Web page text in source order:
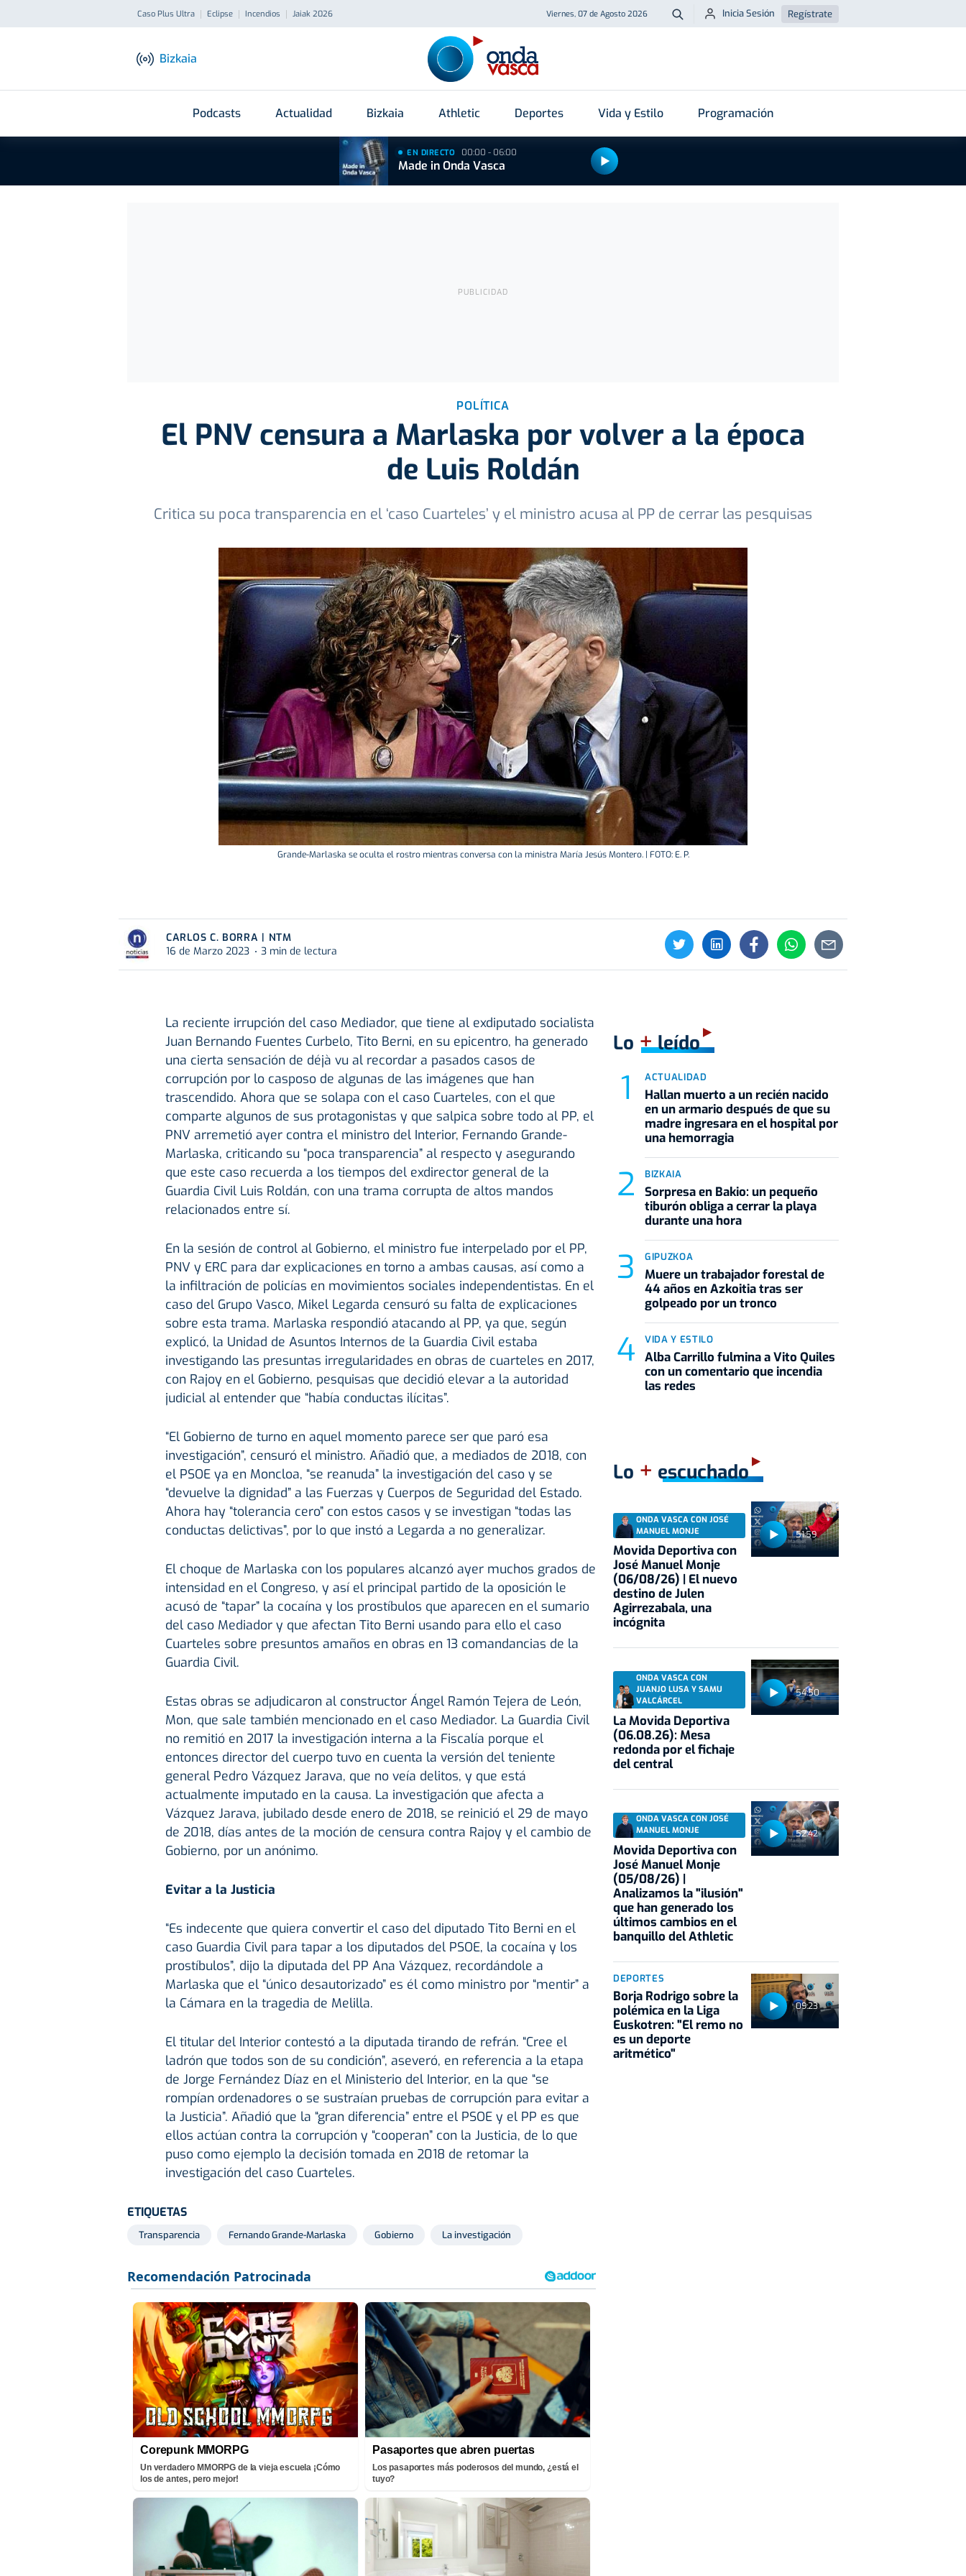
Caso Plus Ultra Eclipse Incendios Jaiak 2026 Viernes, 07 de Agosto 2026 Buscar
Inicia Sesión Regístrate
Bizkaia
Podcasts Actualidad Bizkaia Athletic Deportes Vida y Estilo Programación
EN DIRECTO 00:00 - 06:00
Made in Onda Vasca
POLÍTICA
El PNV censura a Marlaska por volver a la época
de Luis Roldán
Critica su poca transparencia en el ‘caso Cuarteles’ y el ministro acusa al PP de cerrar las pesquisas
Grande-Marlaska se oculta el rostro mientras conversa con la ministra María Jesús Montero. | FOTO: E. P.
CARLOS C. BORRA | NTM
16 de Marzo 2023
3 min de lectura
La reciente irrupción del caso Mediador, que tiene al exdiputado socialista
Juan Bernando Fuentes Curbelo, Tito Berni, en su epicentro, ha generado
una cierta sensación de déjà vu al recordar a pasados casos de
corrupción por lo casposo de algunas de las imágenes que han
trascendido. Ahora que se solapa con el caso Cuarteles, con el que
comparte algunos de sus protagonistas y que salpica sobre todo al PP, el
PNV arremetió ayer contra el ministro del Interior, Fernando Grande-
Marlaska, criticando su “poca transparencia” al respecto y asegurando
que este caso recuerda a los tiempos del exdirector general de la
Guardia Civil Luis Roldán, con una trama corrupta de altos mandos
relacionados entre sí.
En la sesión de control al Gobierno, el ministro fue interpelado por el PP,
PNV y ERC para dar explicaciones en torno a ambas causas, así como a
la infiltración de policías en movimientos sociales independentistas. En el
caso del Grupo Vasco, Mikel Legarda censuró su falta de explicaciones
sobre esta trama. Marlaska respondió atacando al PP, ya que, según
explicó, la Unidad de Asuntos Internos de la Guardia Civil estaba
investigando las presuntas irregularidades en obras de cuarteles en 2017,
con Rajoy en el Gobierno, pesquisas que decidió elevar a la autoridad
judicial al entender que “había conductas ilícitas”.
“El Gobierno de turno en aquel momento parece ser que paró esa
investigación”, censuró el ministro. Añadió que, a mediados de 2018, con
el PSOE ya en Moncloa, “se reanuda” la investigación del caso y se
“devuelve la dignidad” a las Fuerzas y Cuerpos de Seguridad del Estado.
Ahora hay “tolerancia cero” con estos casos y se investigan “todas las
conductas delictivas”, por lo que instó a Legarda a no generalizar.
El choque de Marlaska con los populares alcanzó ayer muchos grados de
intensidad en el Congreso, y así el principal partido de la oposición le
acusó de “tapar” la cocaína y los prostíbulos que aparecen en el sumario
del caso Mediador y que afectan Tito Berni usando para ello el caso
Cuarteles sobre presuntos amaños en obras en 13 comandancias de la
Guardia Civil.
Estas obras se adjudicaron al constructor Ángel Ramón Tejera de León,
Mon, que sale también mencionado en el caso Mediador. La Guardia Civil
no remitió en 2017 la investigación interna a la Fiscalía porque el
entonces director del cuerpo tuvo en cuenta la versión del teniente
general Pedro Vázquez Jarava, que no veía delitos, y que está
actualmente imputado en la causa. La investigación que afecta a
Vázquez Jarava, jubilado desde enero de 2018, se reinició el 29 de mayo
de 2018, días antes de la moción de censura contra Rajoy y el cambio de
Gobierno, por un anónimo.
Evitar a la Justicia
“Es indecente que quiera convertir el caso del diputado Tito Berni en el
caso Guardia Civil para tapar a los diputados del PSOE, la cocaína y los
prostíbulos”, dijo la diputada del PP Ana Vázquez, recordándole a
Marlaska que el “único desautorizado” es él como ministro por “mentir” a
la Cámara en la tragedia de Melilla.
El titular del Interior contestó a la diputada tirando de refrán. “Cree el
ladrón que todos son de su condición”, aseveró, en referencia a la etapa
de Jorge Fernández Díaz en el Ministerio del Interior, en la que “se
rompían ordenadores o se sustraían pruebas de corrupción para evitar a
la Justicia”. Añadió que la “gran diferencia” entre el PSOE y el PP es que
ellos actúan contra la corrupción y “cooperan” con la Justicia, de lo que
puso como ejemplo la decisión tomada en 2018 de retomar la
investigación del caso Cuarteles.
ETIQUETAS
Transparencia Fernando Grande-Marlaska Gobierno La investigación
Corepunk MMORPG
Un verdadero MMORPG de la vieja escuela ¡Cómo
los de antes, pero mejor!
Pasaportes que abren puertas
Los pasaportes más poderosos del mundo, ¿está el
tuyo?
Lo +leído
ACTUALIDAD
Hallan muerto a un recién nacido
en un armario después de que su
madre ingresara en el hospital por
una hemorragia
BIZKAIA
Sorpresa en Bakio: un pequeño
tiburón obliga a cerrar la playa
durante una hora
GIPUZKOA
Muere un trabajador forestal de
44 años en Azkoitia tras ser
golpeado por un tronco
VIDA Y ESTILO
Alba Carrillo fulmina a Vito Quiles
con un comentario que incendia
las redes
Lo + escuchado
51:59
ONDA VASCA CON JOSÉ
MANUEL MONJE
Movida Deportiva con
José Manuel Monje
(06/08/26) | El nuevo
destino de Julen
Agirrezabala, una
incógnita
54:50
ONDA VASCA CON
JUANJO LUSA Y SAMU
VALCÁRCEL
La Movida Deportiva
(06.08.26): Mesa
redonda por el fichaje
del central
52:42
ONDA VASCA CON JOSÉ
MANUEL MONJE
Movida Deportiva con
José Manuel Monje
(05/08/26) |
Analizamos la "ilusión"
que han generado los
últimos cambios en el
banquillo del Athletic
09:23
DEPORTES
Borja Rodrigo sobre la
polémica en la Liga
Euskotren: "El remo no
es un deporte
aritmético"